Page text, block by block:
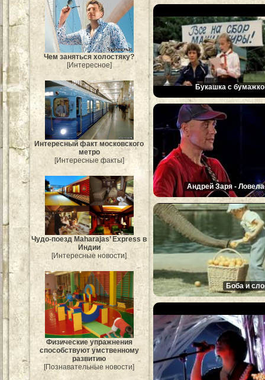
Чем заняться холостяку?
[Интересное]
Интересный факт московского
метро
[Интересные факты]
Чудо-поезд Maharajas’ Express в
Индии
[Интересные новости]
Физические упражнения
способствуют умственному
развитию
[Познавательные новости]
Букашка с
Андрей Заря -
Боба и